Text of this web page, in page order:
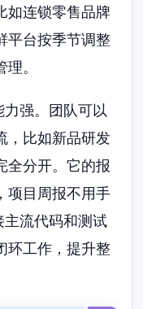
如连锁零售品牌
平台按季节调整
。
力强。团队可以
，比如新品研发
全分开。它的报
项目周报不用手
主流代码和测试
环工作，提升整